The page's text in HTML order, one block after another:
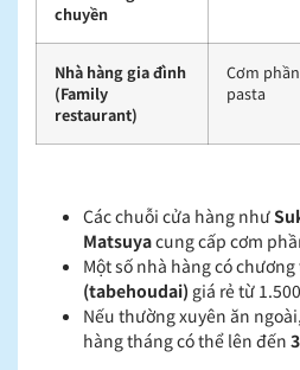
chuyền
Nhà hàng gia đình
(Family
restaurant)
Cơm
pasta
Các chuỗi cửa hàng như
Matsuyacung cấp cơm
Một số nhà hàng có
(tabehoudai) giá rẻ từ
Nếu thường xuyên ăn
hàng tháng có thể lên đến